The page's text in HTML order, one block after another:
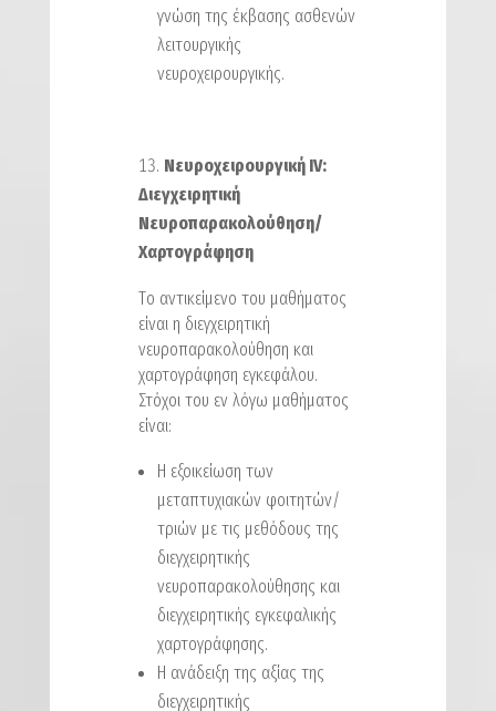
γνώση της έκβασης ασθενών
λειτουργικής
νευροχειρουργικής.
Νευροχειρουργική IV:
Διεγχειρητική
Νευροπαρακολούθηση/
Χαρτογράφηση
Tο αντικείμενο του μαθήματος
είναι η διεγχειρητική
νευροπαρακολούθηση και
χαρτογράφηση εγκεφάλου.
Στόχοι του εν λόγω μαθήματος
είναι:
H εξοικείωση των
μεταπτυχιακών φοιτητών/
τριών με τις μεθόδους της
διεγχειρητικής
νευροπαρακολούθησης και
διεγχειρητικής εγκεφαλικής
χαρτογράφησης.
Η ανάδειξη της αξίας της
διεγχειρητικής